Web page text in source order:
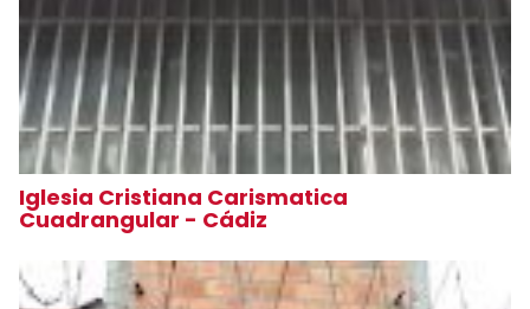
Iglesia Cristiana Carismatica
Cuadrangular - Cádiz